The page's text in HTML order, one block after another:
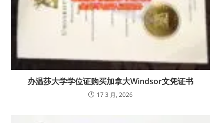
办温莎大学学位证购买加拿大Windsor文凭证书
17 3 月, 2026